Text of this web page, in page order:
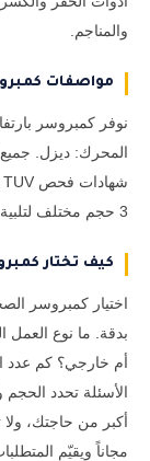
والمناجم.
مواصفات
المحرك: ديزل. جميع
3 حجم مختلف لتلبية جميع الاحتياجات.
كيف تختار
اختيار كمبروسر
بدقة. ما نوع العمل
أم خارجي؟ كم عدد
الأسئلة تحدد الحجم
أكبر من حاجتك،
مجاناً ويقيّم